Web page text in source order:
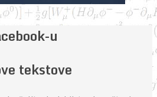
u
tekstove